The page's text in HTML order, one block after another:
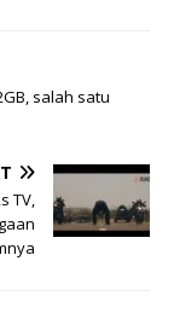
salah satu
TV,